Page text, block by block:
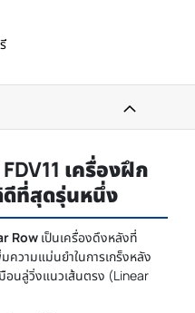
เครื่องฝึก
ดีที่สุดรุ่นหนึ่ง
Row เป็นเครื่องดึงหลังที่
วามแม่นยำในการเกร็งหลัง
อนลู่วิ่งแนวเส้นตรง (Linear